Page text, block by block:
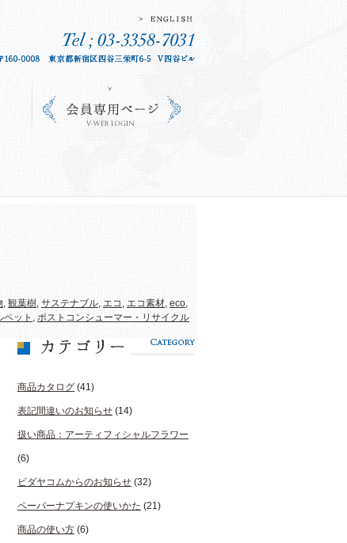
, 観葉樹, サステナブル, エコ , エコ素材, eco,
ペット , ポストコンシューマー・リサイクル
商品カタログ (41)
表記間違いのお知らせ (14)
扱い商品：アーティフィシャルフラワー
(6)
ビダヤコムからのお知らせ (32)
ペーパーナプキンの使いかた (21)
商品の使い方 (6)